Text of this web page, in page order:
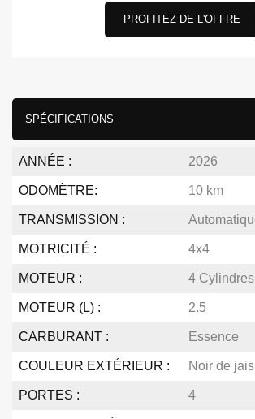
SPÉCIFICATIONS
ANNÉE : 2026
ODOMÈTRE: 10 km
TRANSMISSION :
MOTRICITÉ : 4x4
MOTEUR : 4 Cylindres
MOTEUR (L) : 2.5
CARBURANT : Essence
COULEUR EXTÉRIEUR : Noir de
PORTES : 4
PROFITEZ DE L'OFFRE